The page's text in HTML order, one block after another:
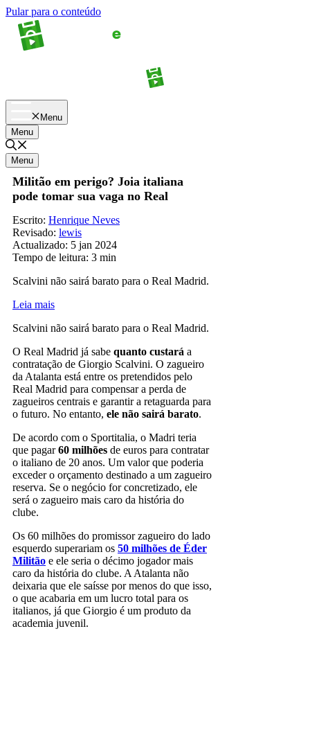
Pular para o conteúdo
Menu
Menu
Menu
Militão em perigo? Joia italiana
pode tomar sua vaga no Real
Escrito: Henrique Neves
Revisado: lewis
Actualizado: 5 jan 2024
Tempo de leitura: 3 min
Scalvini não sairá barato para o Real Madrid.
Leia mais
Scalvini não sairá barato para o Real Madrid.
O Real Madrid já sabe quanto custará a
contratação de Giorgio Scalvini. O zagueiro
da Atalanta está entre os pretendidos pelo
Real Madrid para compensar a perda de
zagueiros centrais e garantir a retaguarda para
o futuro. No entanto, ele não sairá barato.
De acordo com o Sportitalia, o Madri teria
que pagar60 milhões de euros para contratar
o italiano de 20 anos. Um valor que poderia
exceder o orçamento destinado a um zagueiro
reserva. Se o negócio for concretizado, ele
será o zagueiro mais caro da história do
clube.
Os 60 milhões do promissor zagueiro do lado
esquerdo superariam os 50 milhões de Éder
Militão e ele seria o décimo jogador mais
caro da história do clube. A Atalanta não
deixaria que ele saísse por menos do que isso,
o que acabaria em um lucro total para os
italianos, já que Giorgio é um produto da
academia juvenil.